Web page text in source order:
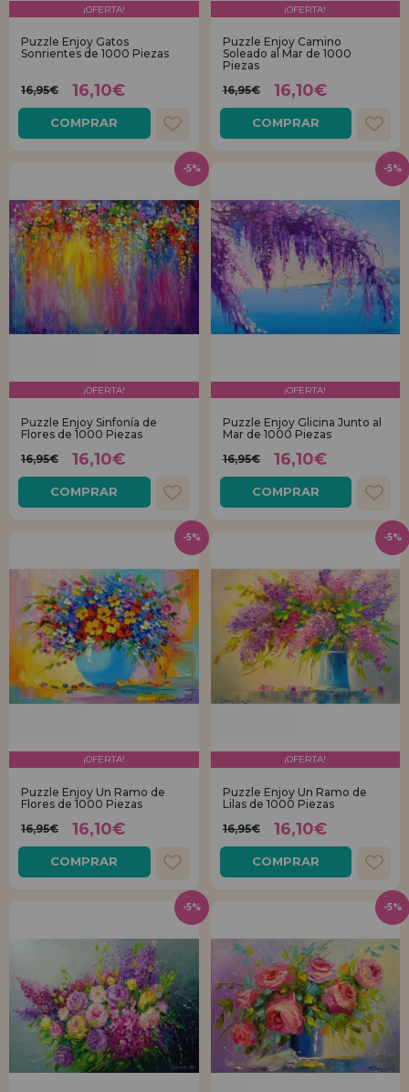
¡OFERTA!
Puzzle Enjoy Gatos
Sonrientes de 1000 Piezas
16,95€ 16,10€
COMPRAR
¡OFERTA!
Puzzle Enjoy Camino
Soleado al Mar de 1000
Piezas
16,95€
16,10€
COMPRAR
¡OFERTA!
Puzzle Enjoy Sinfonía de
Flores de 1000 Piezas
16,95€
16,10€
COMPRAR
-5%
¡OFERTA!
Puzzle Enjoy Glicina Junto al
Mar de 1000 Piezas
16,95€
16,10€
COMPRAR
-5%
¡OFERTA!
Puzzle Enjoy Un Ramo de
Flores de 1000 Piezas
16,95€
16,10€
COMPRAR
-5%
¡OFERTA!
Puzzle Enjoy Un Ramo de
Lilas de 1000 Piezas
16,95€
16,10€
COMPRAR
-5%
-5% -5%